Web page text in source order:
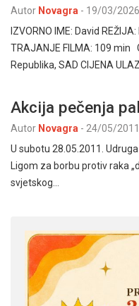
Autor Novagra - 19/03/2026
IZVORNO IME: David
TRAJANJE FILMA: 109 min
Republika, SAD CIJENA
Akcija pečenja
Autor Novagra - 24/05/2011
U subotu 28.05.2011.
Ligom za borbu protiv raka
svjetskog…